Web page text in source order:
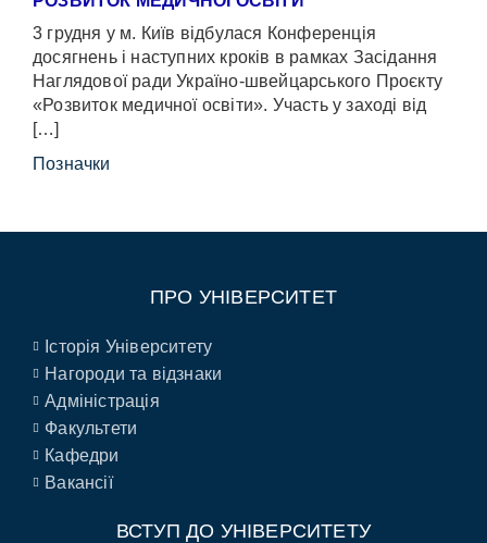
3 грудня у м. Київ відбулася Конференція
досягнень і наступних кроків в рамках Засідання
Наглядової ради Україно-швейцарського Проєкту
«Розвиток медичної освіти». Участь у заході від
[…]
Позначки
ПРО УНІВЕРСИТЕТ
Історія Університету
Нагороди та відзнаки
Адміністрація
Факультети
Кафедри
Вакансії
ВСТУП ДО УНІВЕРСИТЕТУ